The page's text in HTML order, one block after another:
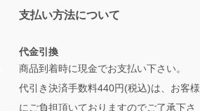
支払い方法について
代金引換
商品到着時に現金でお支払い下さい。
代引き決済手数料440円(税込)は、お客様
にご負担頂いておりますのでご了承下さ